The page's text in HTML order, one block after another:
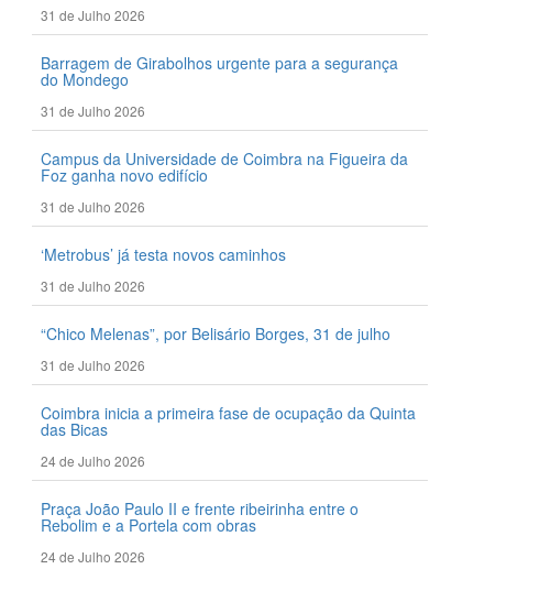
31 de Julho 2026
Barragem de Girabolhos urgente para a segurança
do Mondego
31 de Julho 2026
Campus da Universidade de Coimbra na Figueira da
Foz ganha novo edifício
31 de Julho 2026
‘Metrobus’ já testa novos caminhos
31 de Julho 2026
“Chico Melenas”, por Belisário Borges, 31 de julho
31 de Julho 2026
Coimbra inicia a primeira fase de ocupação da Quinta
das Bicas
24 de Julho 2026
Praça João Paulo II e frente ribeirinha entre o
Rebolim e a Portela com obras
24 de Julho 2026